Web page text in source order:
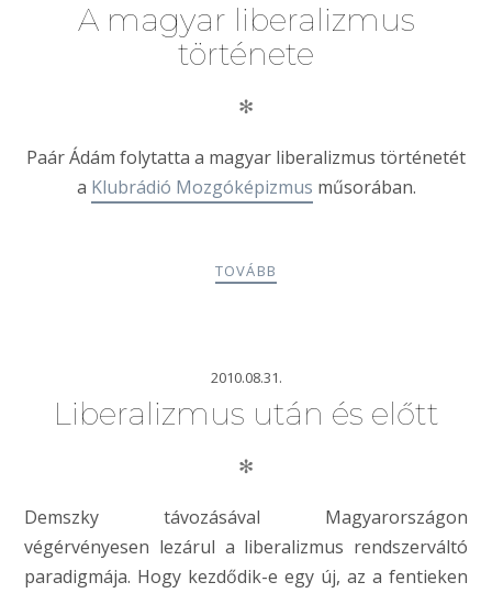
A magyar liberalizmus
története
✻
Paár Ádám folytatta a magyar liberalizmus történetét
a Klubrádió Mozgóképizmus műsorában.
TOVÁBB
2010.08.31.
Liberalizmus után és előtt
✻
Demszky távozásával Magyarországon
végérvényesen lezárul a liberalizmus rendszerváltó
paradigmája. Hogy kezdődik-e egy új, az a fentieken